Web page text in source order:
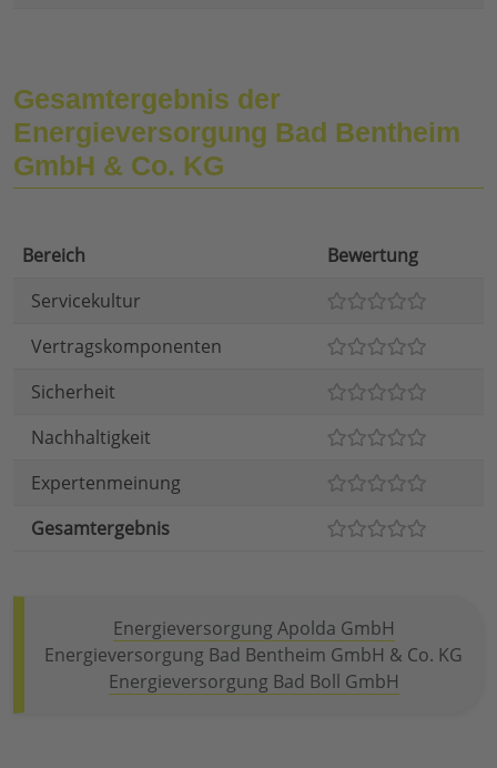
Gesamtergebnis der
Energieversorgung Bad Bentheim
GmbH & Co. KG
Bereich
Bewertung
Servicekultur
Vertragskomponenten
Sicherheit
Nachhaltigkeit
Expertenmeinung
Gesamtergebnis
Energieversorgung Apolda GmbH
Energieversorgung Bad Bentheim GmbH & Co. KG
Energieversorgung Bad Boll GmbH